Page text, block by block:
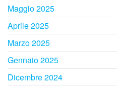
Maggio 2025
Aprile 2025
Marzo 2025
Gennaio 2025
Dicembre 2024